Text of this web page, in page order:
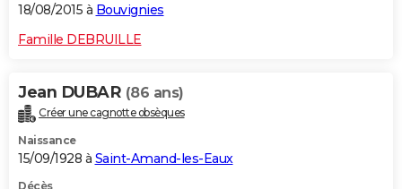
18/08/2015 à Bouvignies
Famille DEBRUILLE
Jean DUBAR (86 ans)
Créer une cagnotte obsèques
Naissance
15/09/1928 à Saint-Amand-les-Eaux
Décès